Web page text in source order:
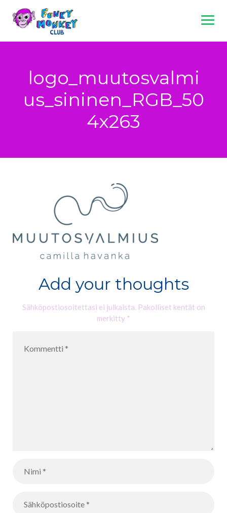
content
logo_muutosvalmi
us_sininen_RGB_50
4x263
Add your thoughts
Sähköpostiosoitettasi ei julkaista. Pakolliset kentät on
merkitty *